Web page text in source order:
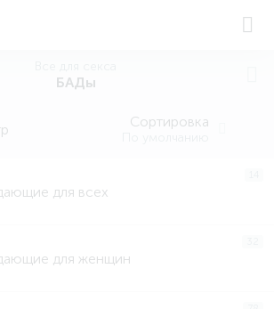
БАДы
Сортировка
для всех
для женщин